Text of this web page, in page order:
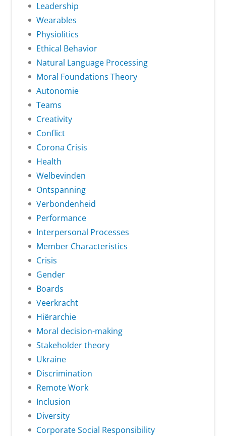
Leadership
Wearables
Physiolitics
Ethical Behavior
Natural Language Processing
Moral Foundations Theory
Autonomie
Teams
Creativity
Conflict
Corona Crisis
Health
Welbevinden
Ontspanning
Verbondenheid
Performance
Interpersonal Processes
Member Characteristics
Crisis
Gender
Boards
Veerkracht
Hiërarchie
Moral decision-making
Stakeholder theory
Ukraine
Discrimination
Remote Work
Inclusion
Diversity
Corporate Social Responsibility